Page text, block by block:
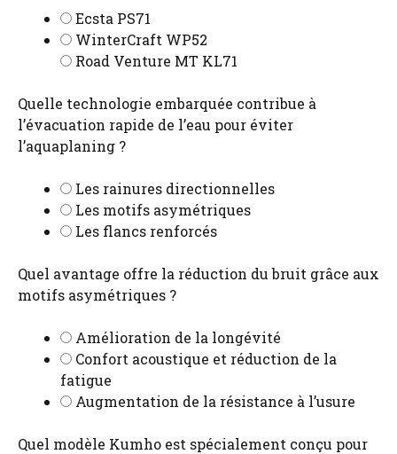
Ecsta PS71
WinterCraft WP52
Road Venture MT KL71
Quelle technologie embarquée contribue à
l’évacuation rapide de l’eau pour éviter
l’aquaplaning ?
Les rainures directionnelles
Les motifs asymétriques
Les flancs renforcés
Quel avantage offre la réduction du bruit grâce aux
motifs asymétriques ?
Amélioration de la longévité
Confort acoustique et réduction de la
fatigue
Augmentation de la résistance à l’usure
Quel modèle Kumho est spécialement conçu pour